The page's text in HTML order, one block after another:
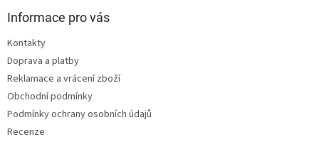
Informace pro vás
Kontakty
Doprava a platby
Reklamace a vrácení zboží
Obchodní podmínky
Podmínky ochrany osobních údajů
Recenze